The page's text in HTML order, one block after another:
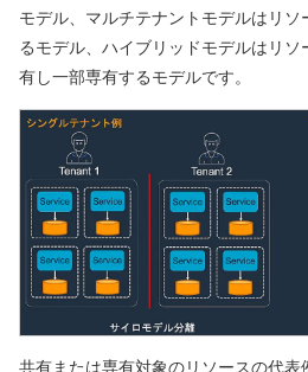
モデル、マルチテナントモデルはリ
るモデル、ハイブリッドモデルはリ
有し一部専有するモデルです。
共有または専有対象のリソースの代表